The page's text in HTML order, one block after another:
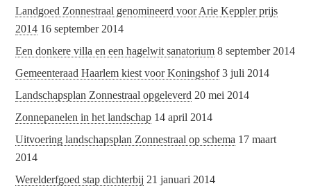
Landgoed Zonnestraal genomineerd voor Arie Keppler prijs
2014 16 september 2014
Een donkere villa en een hagelwit sanatorium 8 september 2014
Gemeenteraad Haarlem kiest voor Koningshof 3 juli 2014
Landschapsplan Zonnestraal opgeleverd 20 mei 2014
Zonnepanelen in het landschap 14 april 2014
Uitvoering landschapsplan Zonnestraal op schema 17 maart
2014
Werelderfgoed stap dichterbij 21 januari 2014